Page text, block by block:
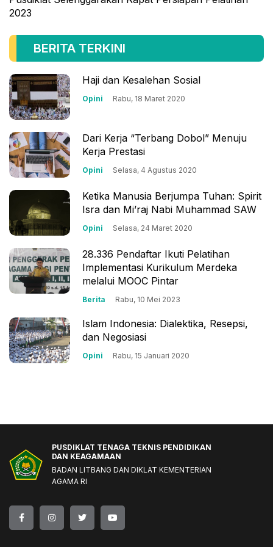
2023
Kurikulum Pelatihan Kurikulum Merdeka
kerja sama
Guru
BERITA TERKINI
Haji dan Kesalehan Sosial
Opini Rabu, 18 Maret 2020
Dari Kerja “Terbang Dobol” Menuju
Kerja Prestasi
Opini Selasa, 4 Agustus 2020
Ketika Manusia Berjumpa Tuhan: Spirit
Isra dan Mi’raj Nabi Muhammad SAW
Opini Selasa, 24 Maret 2020
28.336 Pendaftar Ikuti Pelatihan
Implementasi Kurikulum Merdeka
melalui MOOC Pintar
Berita Rabu, 10 Mei 2023
Islam Indonesia: Dialektika, Resepsi,
dan Negosiasi
Opini Rabu, 15 Januari 2020
PUSDIKLAT TENAGA TEKNIS PENDIDIKAN
DAN KEAGAMAAN
BADAN LITBANG DAN DIKLAT KEMENTERIAN
AGAMA RI